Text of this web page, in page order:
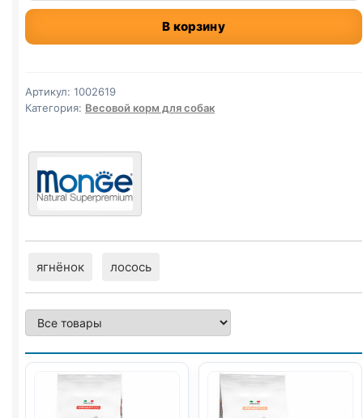
Monge
(HYPO,
ТУНЕЦ)
В корзину
Артикул: 1002619
Категория: Весовой корм для собак
ягнёнок лосось